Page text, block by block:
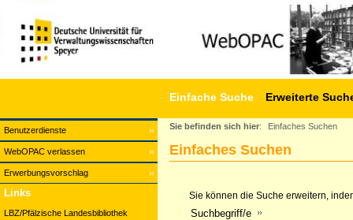
Benutzerdienste
WebOPAC verlassen
Erwerbungsvorschlag
Einfache Suche Erweiterte
Links
LBZ/Pfälzische Landesbibliothek
Sie befinden sich hier: Einfaches Suchen
Einfaches Suchen
Sie können die Suche erweitern,
Suchbegriff/e